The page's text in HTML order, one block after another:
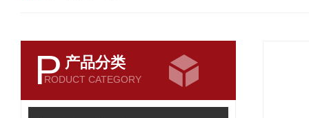
P 产品分类
RODUCT CATEGORY